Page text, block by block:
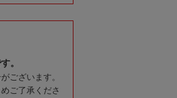
。
ございます。
ご了承くださ